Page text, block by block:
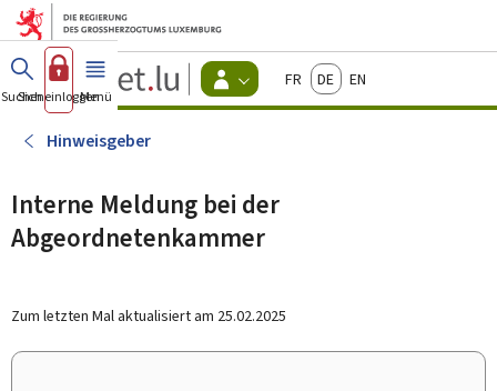
Zum Hauptmenü
Zum Inhalt
Guichet.lu
Changer
d'espace
actif
FrançaisDeutschEnglish
Suchen
Sich einloggen
Menü Haupt-
Hinweisgeber
Interne Meldung bei der
Abgeordnetenkammer
Zum letzten Mal aktualisiert am 25.02.2025